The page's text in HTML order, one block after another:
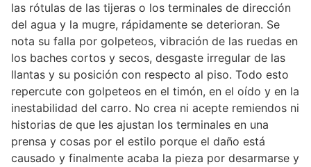
las rótulas de las tijeras o los terminales de dirección
del agua y la mugre, rápidamente se deterioran. Se
nota su falla por golpeteos, vibración de las ruedas en
los baches cortos y secos, desgaste irregular de las
llantas y su posición con respecto al piso. Todo esto
repercute con golpeteos en el timón, en el oído y en la
inestabilidad del carro. No crea ni acepte remiendos ni
historias de que les ajustan los terminales en una
prensa y cosas por el estilo porque el daño está
causado y finalmente acaba la pieza por desarmarse y